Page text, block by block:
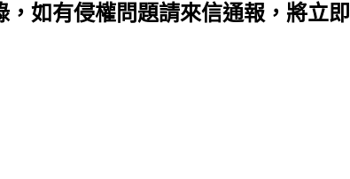
如有侵權問題請來信通報，將立